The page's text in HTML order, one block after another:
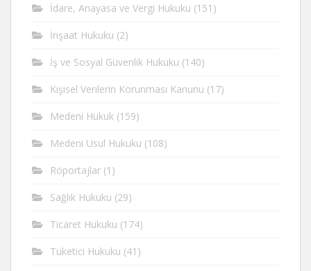
İdare, Anayasa ve Vergi Hukuku (151)
İnşaat Hukuku (2)
İş ve Sosyal Güvenlik Hukuku (140)
Kişisel Verilerin Korunması Kanunu (17)
Medeni Hukuk (159)
Medeni Usul Hukuku (108)
Röportajlar (1)
Sağlık Hukuku (29)
Ticaret Hukuku (174)
Tüketici Hukuku (41)